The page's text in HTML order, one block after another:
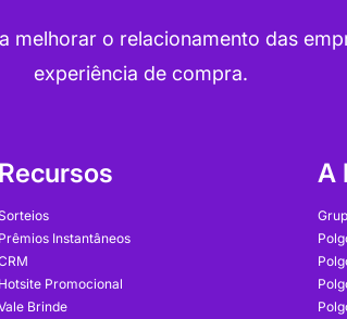
melhorar o relacionamento das
experiência de compra.
Recursos
Prêmios Instantâneos
Hotsite Promocional
Brinde
A